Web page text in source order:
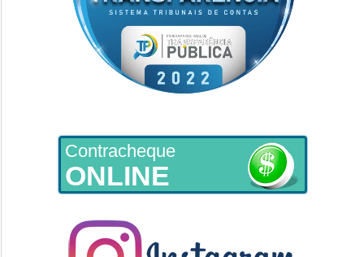
Contracheque
ONLINE